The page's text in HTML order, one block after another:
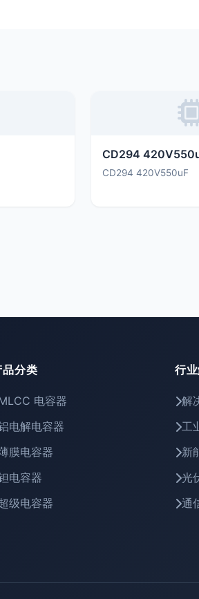
CD294
CD294 420V550uF
品分类
电容器
电解电容器
膜电容器
电容器
级电容器
行
解
工
新
光
通